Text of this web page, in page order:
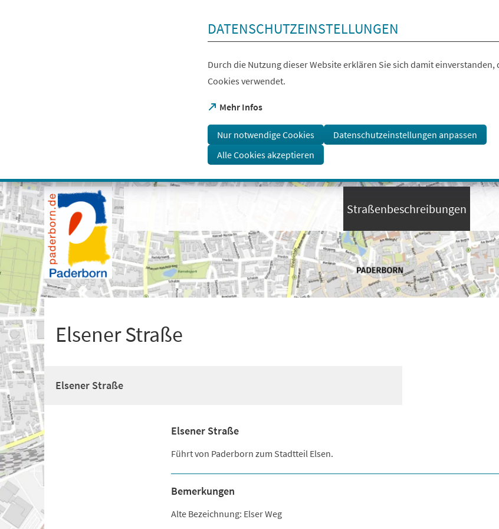
Visuelle
Assistenzsoftware
öffnen.
Mit
der
Tastatur
erreichbar
über
+
DATENSCHUTZEINSTELLUNGEN
Durch die Nutzung dieser Website erklären Sie sich damit einverstanden,
Cookies verwendet.
Mehr Infos
(Öffnet
einem
neuen
Tab)
Nur notwendige Cookies
Datenschutzeinstellungen anpassen
Alle Cookies akzeptieren
Straßenbeschreibungen
Elsener Straße
Elsener Straße
Elsener Straße
Führt von Paderborn zum Stadtteil Elsen.
Bemerkungen
Alte Bezeichnung: Elser Weg